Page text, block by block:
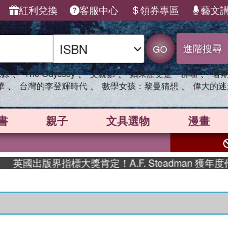
紅利兌換 客服中心 領券專區 藝文
GO 進階搜尋
、 The Odyssey 、 父親節 、 如果歷史是一群喵 、 暑
、 台灣的李登輝時代 、 數學女孩：黎曼猜想 、 偉大的
親子 文具選物 漫畫
英國出版界指標大獎肯定！A.F. Steadman 獲年度